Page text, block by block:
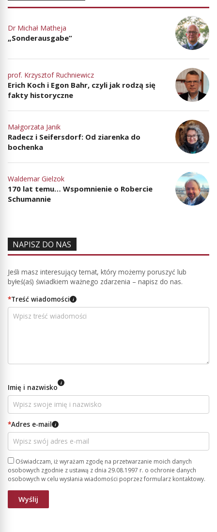
Dr Michał Matheja
„Sonderausgabe”
prof. Krzysztof Ruchniewicz
Erich Koch i Egon Bahr, czyli jak rodzą się
fakty historyczne
Małgorzata Janik
Radecz i Seifersdorf: Od ziarenka do
bochenka
Waldemar Gielzok
170 lat temu… Wspomnienie o Robercie
Schumannie
NAPISZ DO NAS
Jeśli masz interesujący temat, który możemy poruszyć lub
byłeś(aś) świadkiem ważnego zdarzenia – napisz do nas.
*Treść wiadomości i
Imię i nazwisko i
*Adres e-mail i
Oświadczam, iż wyrażam zgodę na przetwarzanie moich danych
osobowych zgodnie z ustawą z dnia 29.08.1997 r. o ochronie danych
osobowych w celu wysłania wiadomości poprzez formularz kontaktowy.